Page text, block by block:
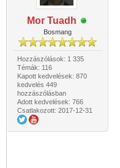
Mor Tuadh
Bosmang
Hozzászólások: 1 335
Témák: 116
Kapott kedvelések: 870
kedvelés 449
hozzászólásban
Adott kedvelések: 766
Csatlakozott: 2017-12-31